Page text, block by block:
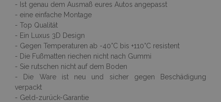
- Ist genau dem Ausmaß eures Autos angepasst
- eine einfache Montage
- Top Qualität
- Ein Luxus 3D Design
- Gegen Temperaturen ab -40°C bis +110°C resistent
- Die Fußmatten riechen nicht nach Gummi
- Sie rutschen nicht auf dem Boden
- Die Ware ist neu und sicher gegen Beschädigung
verpackt
- Geld-zurück-Garantie